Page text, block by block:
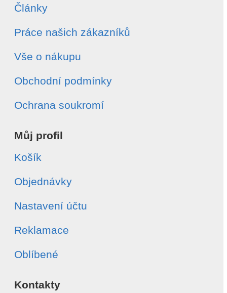
Články
Práce našich zákazníků
Vše o nákupu
Obchodní podmínky
Ochrana soukromí
Můj profil
Košík
Objednávky
Nastavení účtu
Reklamace
Oblíbené
Kontakty